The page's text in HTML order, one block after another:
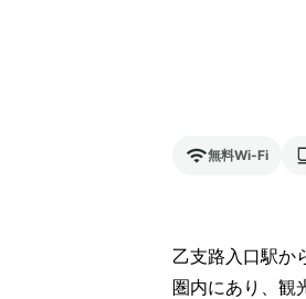
無料Wi-Fi
乙支路入口駅か
圏内にあり、観